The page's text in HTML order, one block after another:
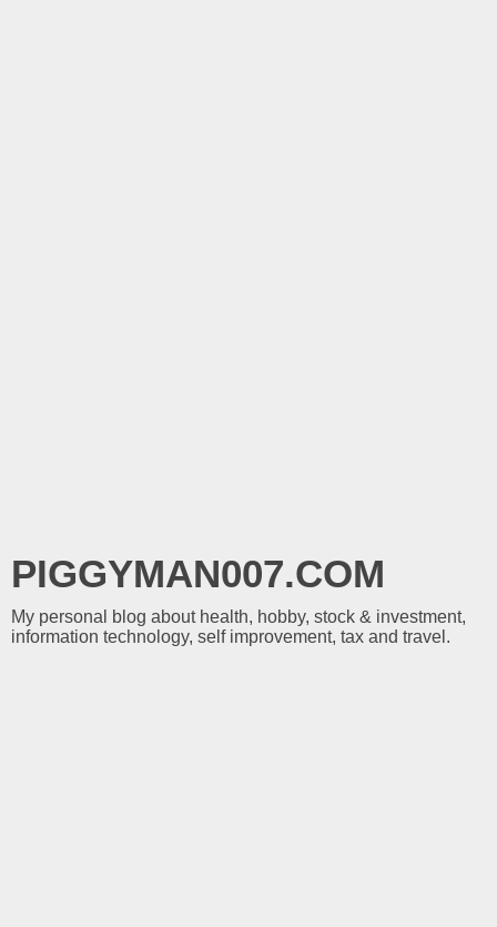
PIGGYMAN007.COM
My personal blog about health, hobby, stock & investment,
information technology, self improvement, tax and travel.